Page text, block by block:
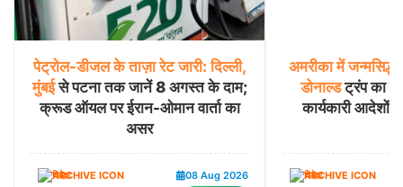
पेट्रोल-डीजल के ताज़ा रेट जारी: दिल्ली,
मुंबईसे पटना तक जानें 8 अगस्त के दाम;
क्रूड ऑयल पर ईरान-ओमान वार्ता का
असर
विदेश 08 Aug 2026
अमरीका में जन्मसिद्ध
डोनाल्डट्रंप का
कार्यकारी आदेशों
विदेश